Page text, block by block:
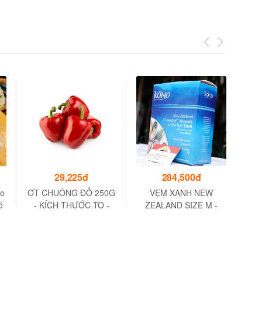
29,225đ
ƠT CHUÔNG ĐỎ 250G
- KÍCH THƯỚC TO -
284,500đ
VẸM XANH NEW
ZEALAND SIZE M -